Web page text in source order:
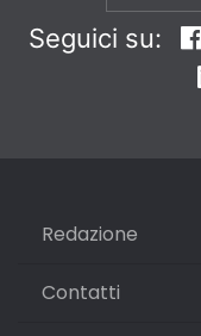
Seguici su:
Redazione
Contatti